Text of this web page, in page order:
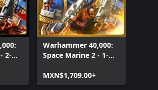
2-
Warhammer 40,000:
Space Marine 2 - 1-
Edition
MXN$1,709.00+